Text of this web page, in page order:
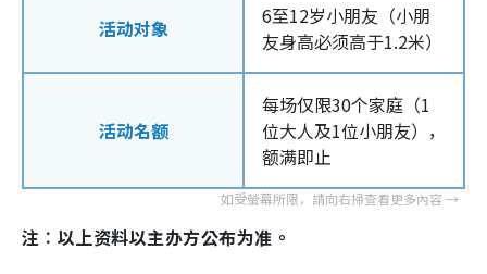
活动对象
6至12岁小朋友（小朋
友身高必须高于1.2米）
活动名额
每场仅限30个家庭（1
位大人及1位小朋友），
额满即止
注︰以上资料以主办方公布为准。